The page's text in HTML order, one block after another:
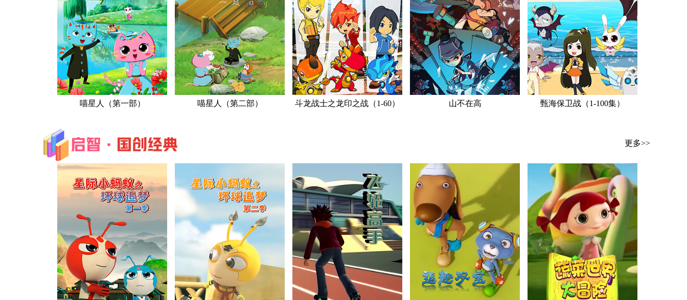
喵星人（第一部） 喵星人（第二部） 斗龙战士之龙印之战（1-60） 山不在高 甄海保卫战（1-100集）
更多>>